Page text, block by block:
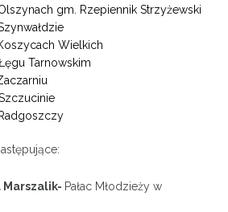
gm. Rzepiennik Strzyżewski
Wielkich
Tarnowskim
Marszalik- Pałac Młodzieży w